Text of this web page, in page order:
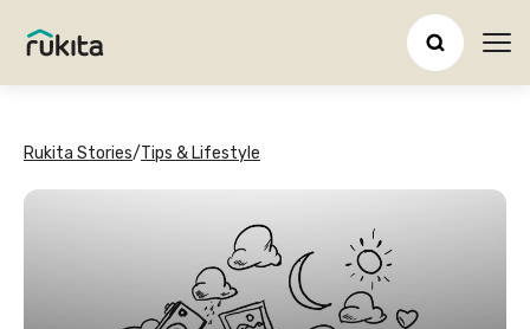
Rukita Stories/Tips & Lifestyle